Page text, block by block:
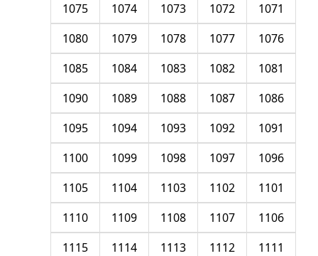
1071
1072
1073
1074
1075
1076
1077
1078
1079
1080
1081
1082
1083
1084
1085
1086
1087
1088
1089
1090
1091
1092
1093
1094
1095
1096
1097
1098
1099
1100
1101
1102
1103
1104
1105
1106
1107
1108
1109
1110
1111
1112
1113
1114
1115